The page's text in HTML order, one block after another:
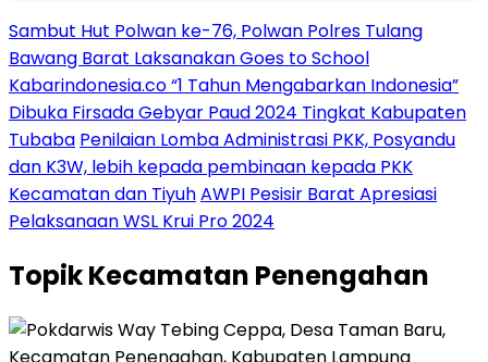
Sambut Hut Polwan ke-76, Polwan Polres Tulang
Bawang Barat Laksanakan Goes to School
Kabarindonesia.co “1 Tahun Mengabarkan Indonesia”
Dibuka Firsada Gebyar Paud 2024 Tingkat Kabupaten
Tubaba Penilaian Lomba Administrasi PKK, Posyandu
dan K3W, lebih kepada pembinaan kepada PKK
Kecamatan dan TiyuhAWPI Pesisir Barat Apresiasi
Pelaksanaan WSL Krui Pro 2024
TopikKecamatan Penengahan